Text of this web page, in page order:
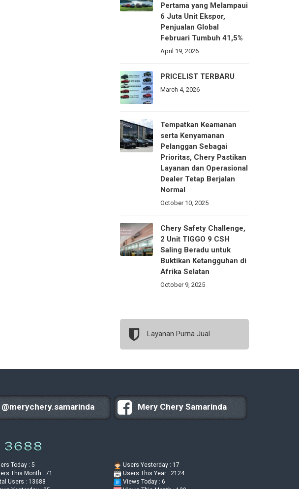
Pertama yang Melampaui
6 Juta Unit Ekspor,
Penjualan Global
Februari Tumbuh 41,5%
April 19, 2026
PRICELIST TERBARU
March 4, 2026
Tempatkan Keamanan
serta Kenyamanan
Pelanggan Sebagai
Prioritas, Chery Pastikan
Layanan dan Operasional
Dealer Tetap Berjalan
Normal
October 10, 2025
Chery Safety Challenge,
2 Unit TIGGO 9 CSH
Saling Beradu untuk
Buktikan Ketangguhan di
Afrika Selatan
October 9, 2025
Layanan Purna Jual
Mery Chery Samarinda
Today : 5
Users Yesterday : 17
This Month : 71
Users This Year : 2124
Users : 13688
Views Today : 6